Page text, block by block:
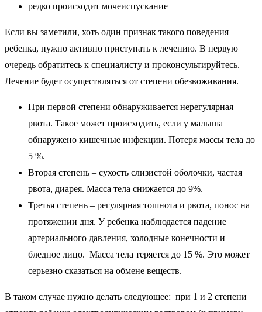
редко происходит мочеиспускание
Если вы заметили, хоть один признак такого поведения
ребенка, нужно активно приступать к лечению. В первую
очередь обратитесь к специалисту и проконсультируйтесь.
Лечение будет осуществляться от степени обезвоживания.
При первой степени обнаруживается нерегулярная
рвота. Такое может происходить, если у малыша
обнаружено кишечные инфекции. Потеря массы тела до
5 %.
Вторая степень – сухость слизистой оболочки, частая
рвота, диарея. Масса тела снижается до 9%.
Третья степень – регулярная тошнота и рвота, понос на
протяжении дня. У ребенка наблюдается падение
артериального давления, холодные конечности и
бледное лицо. Масса тела теряется до 15 %. Это может
серьезно сказаться на обмене веществ.
В таком случае нужно делать следующее: при 1 и 2 степени